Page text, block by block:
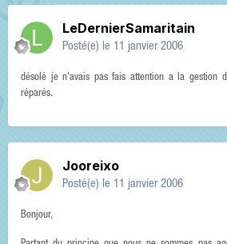
LeDernierSamaritain
Posté(e) le 11 janvier 2006
désolé je n'avais pas fais attention a la gestion
réparés.
Jooreixo
Posté(e) le 11 janvier 2006
Bonjour,